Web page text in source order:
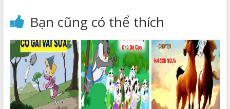
b
o
o
k
Li
n
k
n
g
e
r
r
Bạn cũng có thể thích